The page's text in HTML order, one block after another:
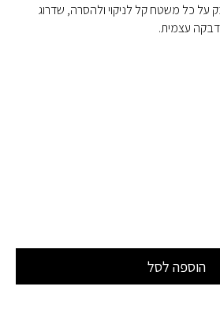
כל משטח קל לניקוי ולהסרה, שדרוג
עצמית.
הוספה לסל